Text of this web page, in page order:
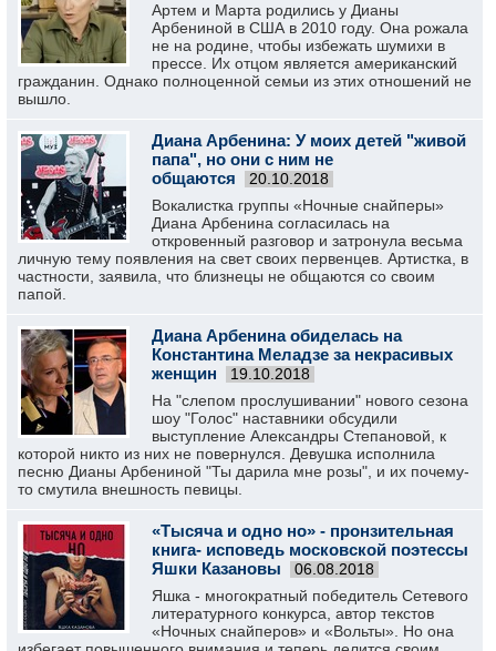
Артем и Марта родились у Дианы
Арбениной в США в 2010 году. Она рожала
не на родине, чтобы избежать шумихи в
прессе. Их отцом является американский
гражданин. Однако полноценной семьи из этих отношений не
вышло.
Диана Арбенина: У моих детей "живой
папа", но они с ним не
общаются
20.10.2018
Вокалистка группы «Ночные снайперы»
Диана Арбенина согласилась на
откровенный разговор и затронула весьма
личную тему появления на свет своих первенцев. Артистка, в
частности, заявила, что близнецы не общаются со своим
папой.
Диана Арбенина обиделась на
Константина Меладзе за некрасивых
женщин
19.10.2018
На "слепом прослушивании" нового сезона
шоу "Голос" наставники обсудили
выступление Александры Степановой, к
которой никто из них не повернулся. Девушка исполнила
песню Дианы Арбениной "Ты дарила мне розы", и их почему-
то смутила внешность певицы.
«Тысяча и одно но» - пронзительная
книга- исповедь московской поэтессы
Яшки Казановы
06.08.2018
Яшка - многократный победитель Сетевого
литературного конкурса, автор текстов
«Ночных снайперов» и «Вольты». Но она